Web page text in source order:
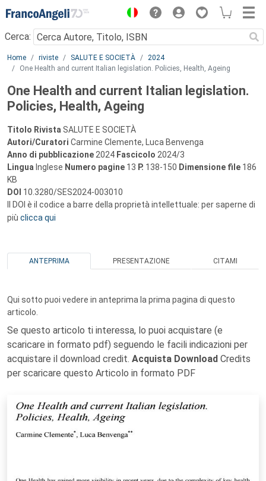
Menu
Cerca:
Main content
Home riviste SALUTE E SOCIETÀ
2024
One Health and current Italian legislation. Policies, Health, Ageing
One Health and current Italian legislation.
Policies, Health, Ageing
Titolo Rivista SALUTE E SOCIETÀ
Autori/Curatori Carmine Clemente, Luca Benvenga
Anno di pubblicazione 2024 Fascicolo 2024/3
Lingua Inglese Numero pagine 13 P. 138-150 Dimensione file 186
KB
DOI 10.3280/SES2024-003010
Il DOI è il codice a barre della proprietà intellettuale: per saperne di
più clicca qui
ANTEPRIMA PRESENTAZIONE CITAMI
Qui sotto puoi vedere in anteprima la prima pagina di questo
articolo.
Se questo articolo ti interessa, lo puoi acquistare (e
scaricare in formato pdf) seguendo le facili indicazioni per
acquistare il download credit. Acquista Download Credits
per scaricare questo Articolo in formato PDF